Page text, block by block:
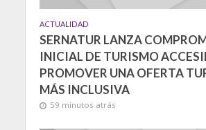
ACTUALIDAD
SERNATUR LANZA
INICIAL DE TURISMO
PROMOVER UNA OFERTA
MÁS INCLUSIVA
59 minutos atrás